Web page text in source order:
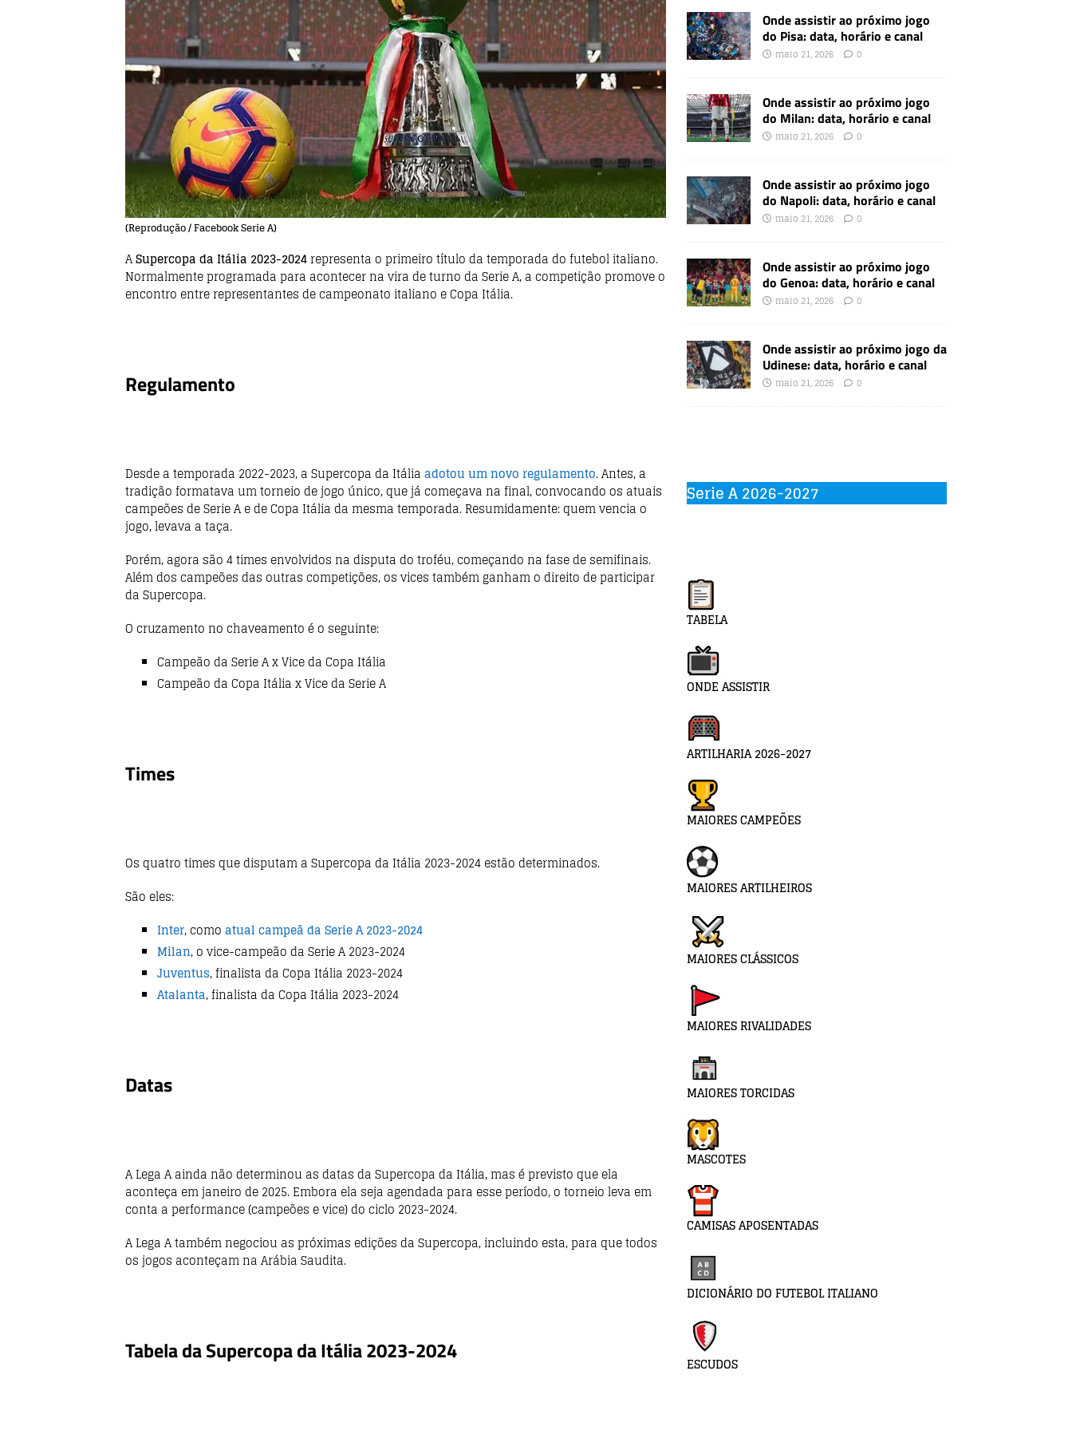
(Reprodução / Facebook Serie A)
ASupercopa da Itália 2023-2024 representa o primeiro título da temporada do futebol italiano.
Normalmente programada para acontecer na vira de turno da Serie A, a competição promove o
encontro entre representantes de campeonato italiano e Copa Itália.
Regulamento
Desde a temporada 2022-2023, a Supercopa da Itália adotou um novo regulamento. Antes, a
tradição formatava um torneio de jogo único, que já começava na final, convocando os atuais
campeões de Serie A e de Copa Itália da mesma temporada. Resumidamente: quem vencia o
jogo, levava a taça.
Porém, agora são 4 times envolvidos na disputa do troféu, começando na fase de semifinais.
Além dos campeões das outras competições, os vices também ganham o direito de participar
da Supercopa.
O cruzamento no chaveamento é o seguinte:
Campeão da Serie A x Vice da Copa Itália
Campeão da Copa Itália x Vice da Serie A
Times
Os quatro times que disputam a Supercopa da Itália 2023-2024 estão determinados.
São eles:
Inter, como atual campeã da Serie A 2023-2024
Milan, o vice-campeão da Serie A 2023-2024
Juventus, finalista da Copa Itália 2023-2024
Atalanta, finalista da Copa Itália 2023-2024
Datas
A Lega A ainda não determinou as datas da Supercopa da Itália, mas é previsto que ela
aconteça em janeiro de 2025. Embora ela seja agendada para esse período, o torneio leva em
conta a performance (campeões e vice) do ciclo 2023-2024.
A Lega A também negociou as próximas edições da Supercopa, incluindo esta, para que todos
os jogos aconteçam na Arábia Saudita.
Tabela da Supercopa da Itália 2023-2024
Onde assistir ao próximo jogo
do Pisa: data, horário e canal
maio 21, 2026 0
Onde assistir ao próximo jogo
do Milan: data, horário e canal
maio 21, 2026 0
Onde assistir ao próximo jogo
do Napoli: data, horário e canal
maio 21, 2026 0
Onde assistir ao próximo jogo
do Genoa: data, horário e canal
maio 21, 2026 0
Onde assistir ao próximo jogo da
Udinese: data, horário e canal
maio 21, 2026 0
Serie A 2026-2027
TABELA
ONDE ASSISTIR
ARTILHARIA 2026-2027
MAIORES CAMPEÕES
MAIORES ARTILHEIROS
MAIORES CLÁSSICOS
MAIORES RIVALIDADES
MAIORES TORCIDAS
MASCOTES
CAMISAS APOSENTADAS
DICIONÁRIO DO FUTEBOL ITALIANO
ESCUDOS